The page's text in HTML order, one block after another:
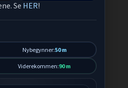
Se HER!
Nybegynner:50 m
Viderekommen:90 m